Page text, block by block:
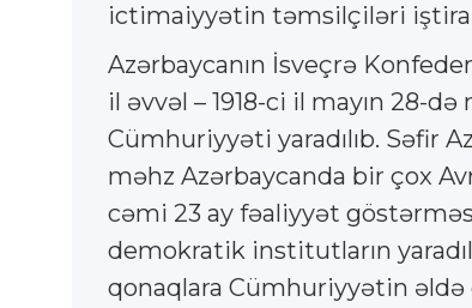
ictimaiyyətin təmsilçiləri
Azərbaycanın İsveçrə
il əvvəl – 1918-ci il mayın 28-
Cümhuriyyəti yaradılıb. Səfir
məhz Azərbaycanda bir çox
cəmi 23 ay fəaliyyət
demokratik institutların
qonaqlara Cümhuriyyətin